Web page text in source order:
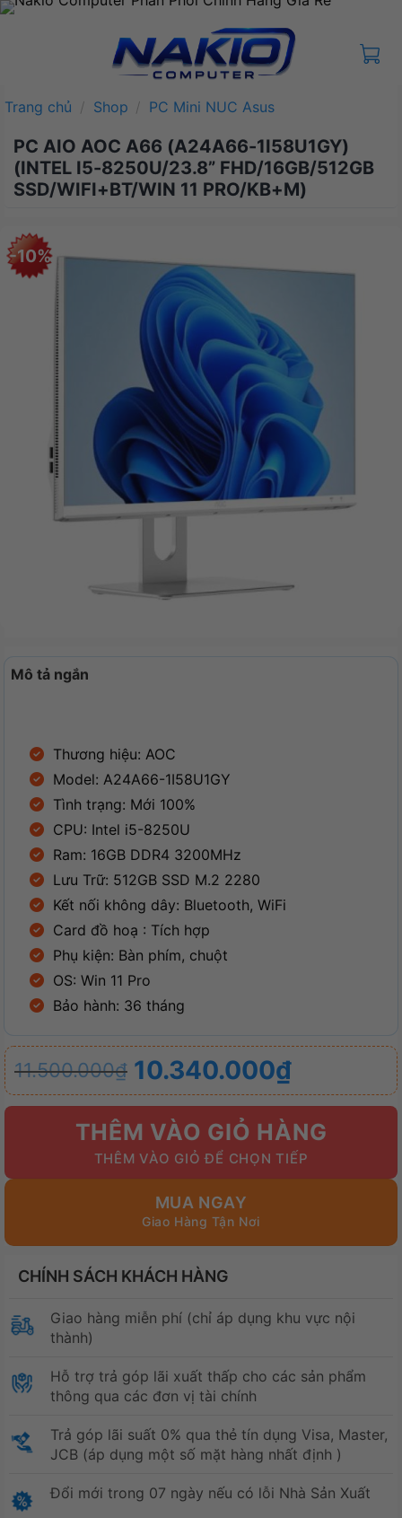
Bỏ
Trang chủ / Shop / PC Mini NUC Asus
PC AIO AOC A66 (A24A66-1I58U1GY)
(INTEL I5-8250U/23.8” FHD/16GB/512GB
SSD/WIFI+BT/WIN 11 PRO/KB+M)
-10%
Mô tả ngắn
Thương hiệu: AOC
Model: A24A66-1I58U1GY
Tình trạng: Mới 100%
CPU: Intel i5-8250U
Ram: 16GB DDR4 3200MHz
Lưu Trữ: 512GB SSD M.2 2280
Kết nối không dây: Bluetooth, WiFi
Card đồ hoạ : Tích hợp
Phụ kiện: Bàn phím, chuột
OS: Win 11 Pro
Bảo hành: 36 tháng
11.500.000₫
Giá
gốc
11.500.000₫.
10.340.000₫
Giá
hiện
10.340.000₫.
THÊM VÀO GIỎ HÀNG
MUA NGAY
CHÍNH SÁCH KHÁCH HÀNG
Giao hàng miễn phí (chỉ áp dụng khu vực nội
thành)
Hỗ trợ trả góp lãi xuất thấp cho các sản phẩm
thông qua các đơn vị tài chính
Trả góp lãi suất 0% qua thẻ tín dụng Visa, Master,
JCB (áp dụng một số mặt hàng nhất định )
Đổi mới trong 07 ngày nếu có lỗi Nhà Sản Xuất